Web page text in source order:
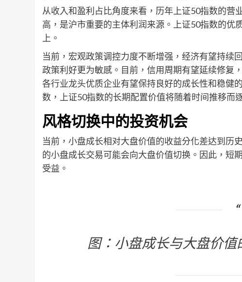
从收入和盈利占比角度来看，历年上证50指数的营
高，是沪市重要的主体利润来源。上证50指数的优
上。
当前，宏观政策调控力度不断增强，经济有望持续
政策利好更为敏感。目前，信用周期有望延续修复
各行业龙头优质企业有望保持良好的成长性和稳健
数，上证50指数的长期配置价值将随着时间推移而
风格切换中的投资机会
当前，小盘成长相对大盘价值的收益分化差达到历
的小盘成长交易可能会向大盘价值切换。因此，短
受益。
图：小盘成长与大盘价